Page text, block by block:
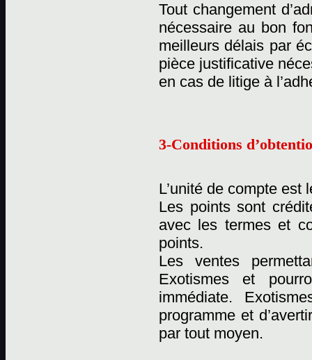
Tout changement
nécessaire au bon
meilleurs délais par
pièce justificative
en cas de litige à
3-Conditions
L’unité de compte est
Les points sont
avec les termes et
points.
Les ventes
Exotismes et
immédiate.
programme et
par tout moyen.